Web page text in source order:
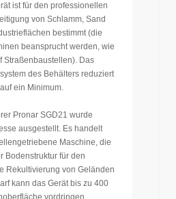
ist für den professionellen
von Schlamm, Sand
bestimmt (die
beansprucht werden, wie
Straßenbaustellen). Das
des Behälters reduziert
ein Minimum.
Pronar SGD21 wurde
ausgestellt. Es handelt
Maschine, die
Bodenstruktur für den
Rekultivierung von Geländen
kann das Gerät bis zu 400